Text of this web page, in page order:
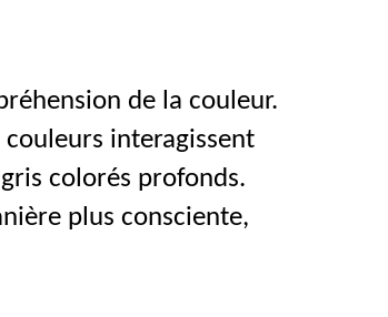
de la couleur.
interagissent
colorés profonds.
plus consciente,